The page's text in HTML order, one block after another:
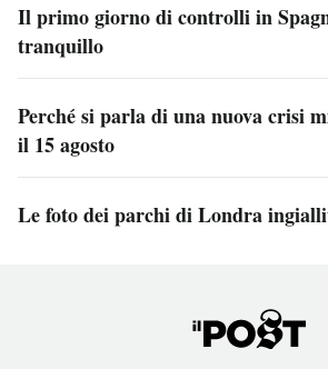
Il primo giorno di controlli in
tranquillo
Perché si parla di una nuova crisi
il 15 agosto
Le foto dei parchi di Londra